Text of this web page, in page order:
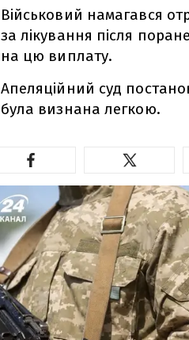
Військовий намагався
за лікування після
на цю виплату.
Апеляційний суд
була визнана легкою.